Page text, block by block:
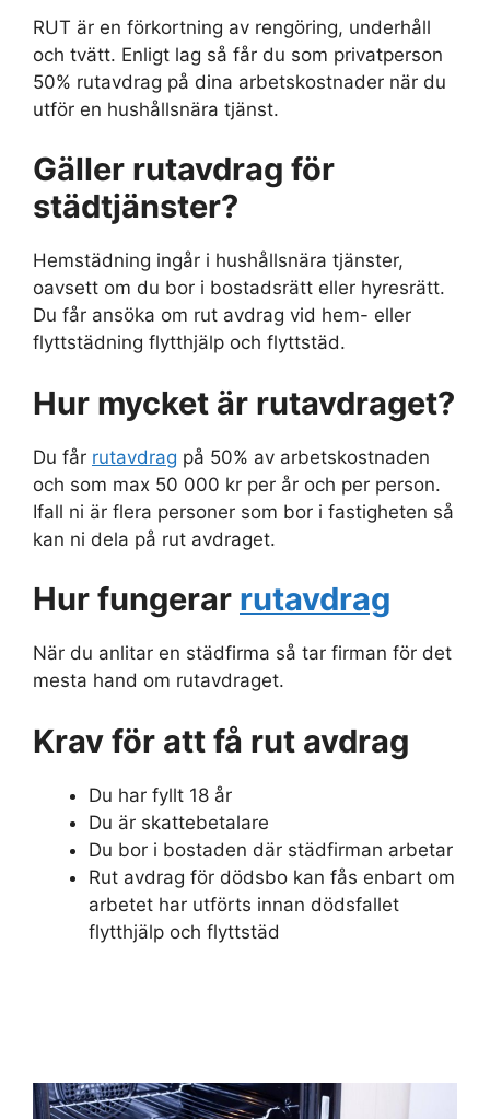
RUT är en förkortning av rengöring, underhåll
och tvätt. Enligt lag så får du som privatperson
50% rutavdrag på dina arbetskostnader när du
utför en hushållsnära tjänst.
Gäller rutavdrag för
städtjänster?
Hemstädning ingår i hushållsnära tjänster,
oavsett om du bor i bostadsrätt eller hyresrätt.
Du får ansöka om rut avdrag vid hem- eller
flyttstädning flytthjälp och flyttstäd.
Hur mycket är rutavdraget?
Du får rutavdrag på 50% av arbetskostnaden
och som max 50 000 kr per år och per person.
Ifall ni är flera personer som bor i fastigheten så
kan ni dela på rut avdraget.
Hur fungerar rutavdrag
När du anlitar en städfirma så tar firman för det
mesta hand om rutavdraget.
Krav för att få rut avdrag
Du har fyllt 18 år
Du är skattebetalare
Du bor i bostaden där städfirman arbetar
Rut avdrag för dödsbo kan fås enbart om
arbetet har utförts innan dödsfallet
flytthjälp och flyttstäd